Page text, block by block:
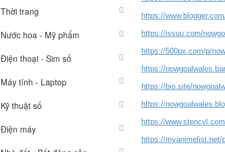
Thời trang
Nước hoa - Mỹ phẩm
Điện thoại - Sim số
Máy tính - Laptop
Kỹ thuật số
Điện máy
https://
https://issuu.com/
https://500px.com/p/
https://
https://bio.site/
https://
https://
https://myanimelist.net/